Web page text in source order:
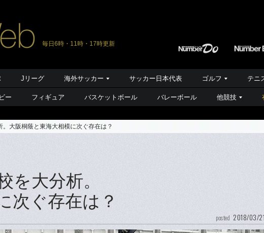
毎日6時・11時・17時更新
Jリーグ 海外サッカー サッカー日本代表 ゴルフ テニ
ー フィギュア バスケットボール バレーボール 他競技
大阪桐蔭と東海大相模に次ぐ存在は？
を大分析。
次ぐ存在は？
posted 2018/03/